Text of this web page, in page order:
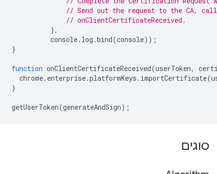
// Send out the request to the CA,
// onClientCertificateReceived.
},
console. log .bind(console));
}
function onClientCertificateReceived(userToken,
chrome. enterprise.platformKeys . importCertificate(
}
getUserToken(generateAndSign);
סוגים